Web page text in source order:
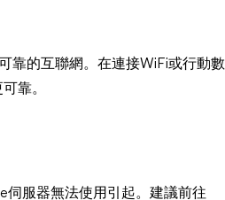
靠的互聯網。在連接WiFi或行動數
靠。
伺服器無法使用引起。建議前往